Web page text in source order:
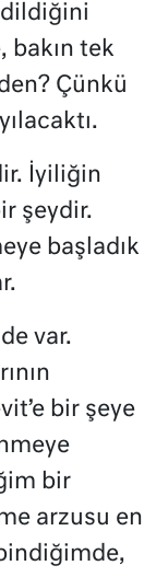
bakın tek
Çünkü
İyiliğin
şeydir.
başladık
var.
bir şeye
bir
arzusu en